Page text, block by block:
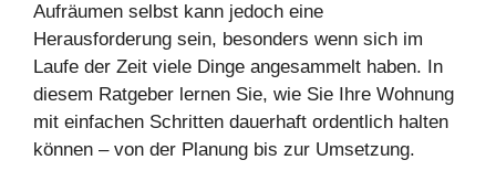
Aufräumen selbst kann jedoch eine
Herausforderung sein, besonders wenn sich im
Laufe der Zeit viele Dinge angesammelt haben. In
diesem Ratgeber lernen Sie, wie Sie Ihre Wohnung
mit einfachen Schritten dauerhaft ordentlich halten
können – von der Planung bis zur Umsetzung.